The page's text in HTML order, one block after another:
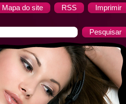
Mapa do site RSS Imprimir